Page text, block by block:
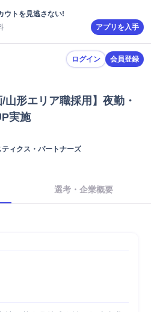
ウトを見逃さない!
アプリを入手
ログイン 会員登録
山形エリア職採用】夜勤・
実施
ィクス・パートナーズ
選考・企業概要